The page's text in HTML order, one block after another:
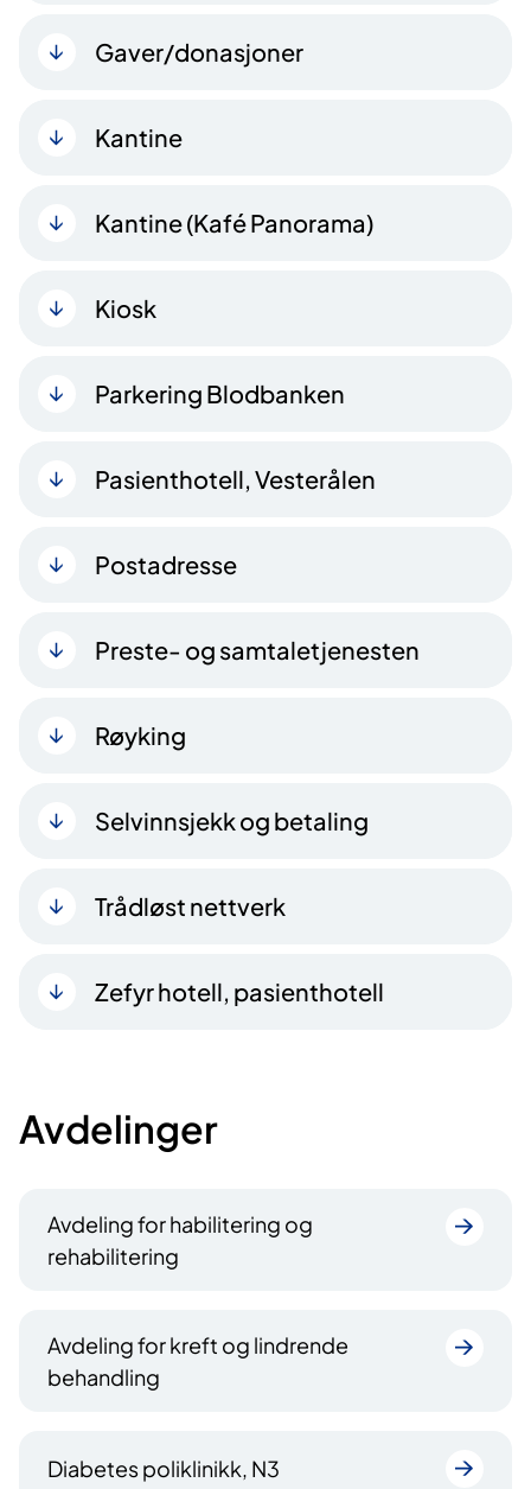
Gaver/donasjoner
Kantine
Kantine (Kafé Panorama)
Kiosk
Parkering Blodbanken
Pasienthotell, Vesterålen
Postadresse
Preste- og samtaletjenesten
Røyking
Selvinnsjekk og betaling
Trådløst nettverk
Zefyr hotell, pasienthotell
Avdelinger
Avdeling for habilitering og
rehabilitering
Avdeling for kreft og lindrende
behandling
Diabetes poliklinikk, N3